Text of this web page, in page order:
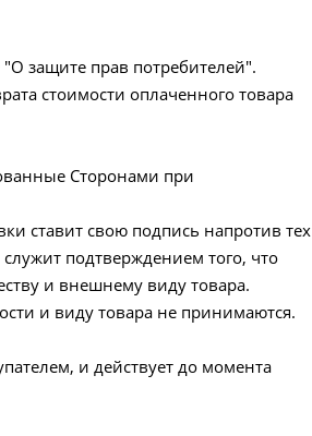
"О защите прав потребителей".
стоимости оплаченного товара
Сторонами при
ставит свою подпись напротив тех
подтверждением того, что
и внешнему виду товара.
и виду товара не принимаются.
и действует до момента